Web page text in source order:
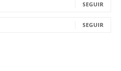
SEGUIR
SEGUIR